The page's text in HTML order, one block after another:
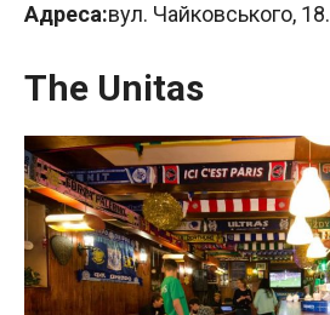
Адреса:вул. Чайковського, 18.
The Unitas